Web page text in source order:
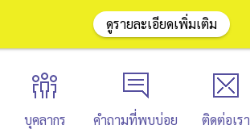
บุคลากร คำถามที่พบบ่อย ติดต่อเรา
ดูรายละเอียดเพิ่มเติม